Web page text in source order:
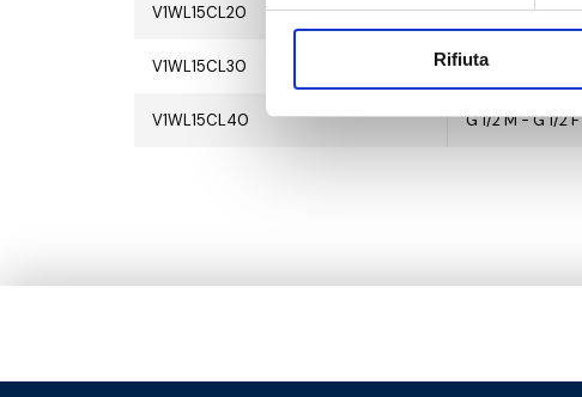
Rifiuta
V1WL15CL20 G 1/2 M - G 1/2 F
V1WL15CL30 G 1/2 M - G 1/2 F
V1WL15CL40 G 1/2 M - G 1/2 F